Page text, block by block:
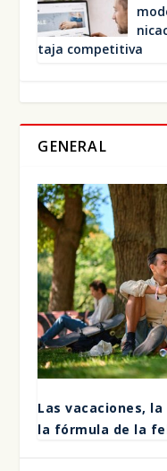
ta­ja com­pe­ti­ti­va
GENERAL
Las vaca­cio­nes,
la fór­mu­la de la